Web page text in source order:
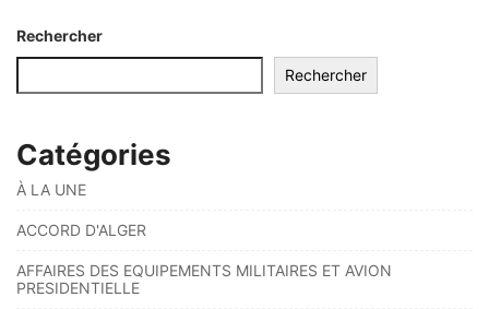
Rechercher
Rechercher
Catégories
À LA UNE
ACCORD D'ALGER
AFFAIRES DES EQUIPEMENTS MILITAIRES ET AVION
PRESIDENTIELLE